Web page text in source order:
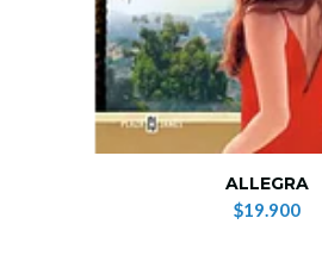
ALLEGRA
$19.900